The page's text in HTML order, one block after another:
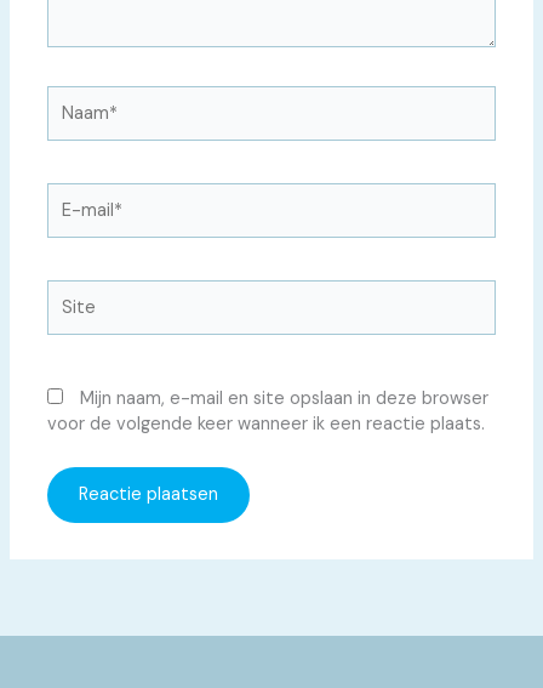
mail*
Mijn naam, e-mail en site opslaan in deze browser
voor de volgende keer wanneer ik een reactie plaats.